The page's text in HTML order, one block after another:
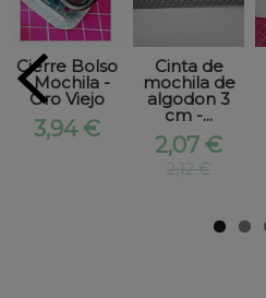
Cierre Bolso
- Mochila -
Oro Viejo
3,94 €
Cinta de
mochila de
algodon 3
cm -...
2,07 €
2,12 €